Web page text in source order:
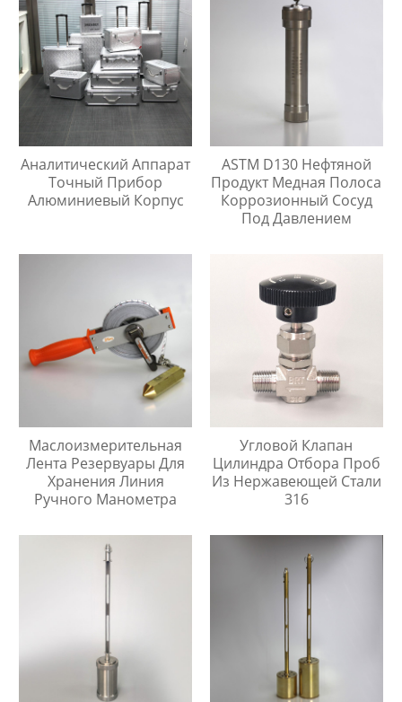
Аналитический Аппарат
Точный Прибор
Алюминиевый Корпус
ASTM D130 Нефтяной
Продукт Медная Полоса
Коррозионный Сосуд
Под Давлением
Маслоизмерительная
Лента Резервуары Для
Хранения Линия
Ручного Манометра
Угловой Клапан
Цилиндра Отбора Проб
Из Нержавеющей Стали
316